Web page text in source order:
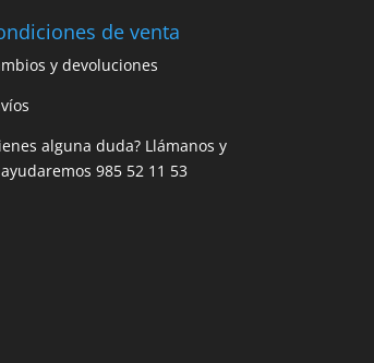
de venta
y devoluciones
alguna duda? Llámanos y
985 52 11 53